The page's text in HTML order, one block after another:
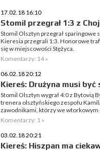
17.02.18 16:10
Stomil przegrał 1:3 z
Stomil Olsztyn przegrał sparingowe
Kieresia przegrali 1:3. Honorowe
się w miejscowości Stężyca.
Komentarzy: 14 »
06.02.18 20:12
Kiereś: Drużyna musi być
Stomil Olsztyn wygrał 4:0 z Bytovią
trenera olsztyńskiego zespołu
zawodnikami, którzy we wtorkowym
Komentarzy: 1 »
03.02.18 20:21
Kiereś: Hiszpan ma